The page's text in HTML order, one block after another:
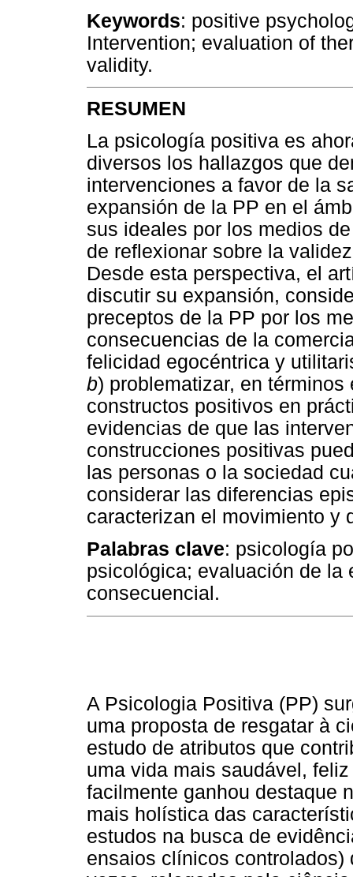
Keywords: positive
Intervention; evaluation of
validity.
RESUMEN
La psicología positiva es
diversos los hallazgos que
intervenciones a favor de la
expansión de la PP en el
sus ideales por los medios
de reflexionar sobre la
Desde esta perspectiva, el
discutir su expansión,
preceptos de la PP por los
consecuencias de la
felicidad egocéntrica y
b) problematizar, en
constructos positivos en
evidencias de que las
construcciones positivas
las personas o la sociedad
considerar las diferencias
caracterizan el movimiento y
Palabras clave: psicología
psicológica; evaluación de la
consecuencial.
A Psicologia Positiva (PP)
uma proposta de resgatar à
estudo de atributos que
uma vida mais saudável,
facilmente ganhou destaque
mais holística das
estudos na busca de
ensaios clínicos